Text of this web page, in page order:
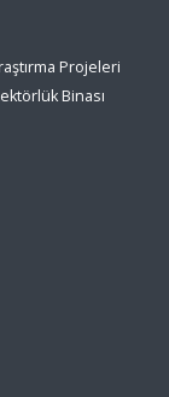
Projeleri
Binası